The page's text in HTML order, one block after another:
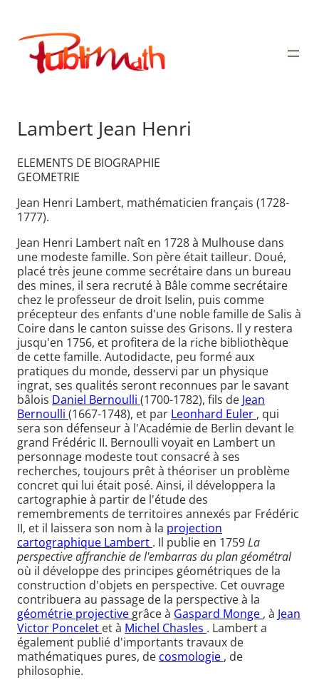
contenu
Publimath
Lambert Jean Henri
ELEMENTS DE BIOGRAPHIE
GEOMETRIE
Jean Henri Lambert, mathématicien français (1728-
1777).
Jean Henri Lambert naît en 1728 à Mulhouse dans
une modeste famille. Son père était tailleur. Doué,
placé très jeune comme secrétaire dans un bureau
des mines, il sera recruté à Bâle comme secrétaire
chez le professeur de droit Iselin, puis comme
précepteur des enfants d'une noble famille de Salis à
Coire dans le canton suisse des Grisons. Il y restera
jusqu'en 1756, et profitera de la riche bibliothèque
de cette famille. Autodidacte, peu formé aux
pratiques du monde, desservi par un physique
ingrat, ses qualités seront reconnues par le savant
bâlois Daniel Bernoulli (1700-1782), fils de Jean
Bernoulli (1667-1748), et par Leonhard Euler , qui
sera son défenseur à l'Académie de Berlin devant le
grand Frédéric II. Bernoulli voyait en Lambert un
personnage modeste tout consacré à ses
recherches, toujours prêt à théoriser un problème
concret qui lui était posé. Ainsi, il développera la
cartographie à partir de l'étude des
remembrements de territoires annexés par Frédéric
II, et il laissera son nom à la projection
cartographique Lambert . Il publie en 1759La
perspective affranchie de l'embarras du plan géométral
où il développe des principes géométriques de la
construction d'objets en perspective. Cet ouvrage
contribuera au passage de la perspective à la
géométrie projective grâce à Gaspard Monge , à Jean
Victor Poncelet et à Michel Chasles . Lambert a
également publié d'importants travaux de
mathématiques pures, de cosmologie , de
philosophie.